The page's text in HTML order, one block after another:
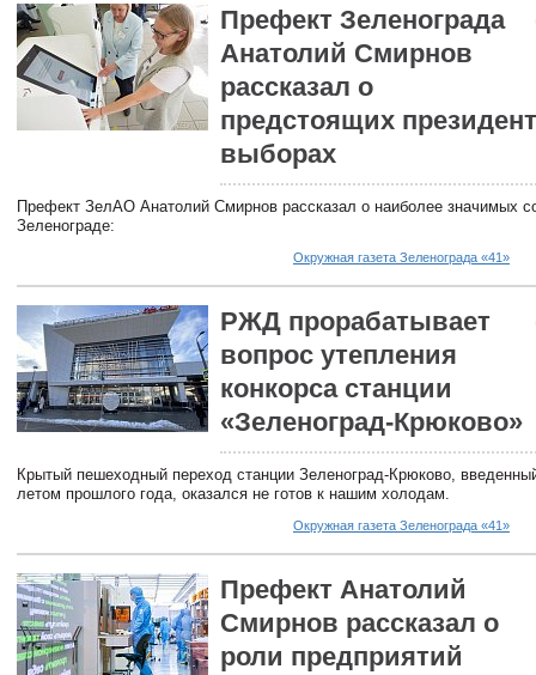
Префект Зеленограда
Анатолий Смирнов
рассказал о
предстоящих
выборах
Префект ЗелАО Анатолий Смирнов рассказал о наиболее значимых
Зеленограде:
Окружная газета Зеленограда «41»
РЖД прорабатывает
вопрос утепления
конкорса станции
«Зеленоград-Крюково»
Крытый пешеходный переход станции Зеленоград-Крюково,
летом прошлого года, оказался не готов к нашим холодам.
Окружная газета Зеленограда «41»
Префект Анатолий
Смирнов рассказал о
роли предприятий